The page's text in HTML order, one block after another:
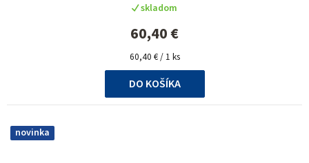
skladom
60,40 €
Jednotková
cena:
60,40 € / 1 ks
DO KOŠÍKA
novinka